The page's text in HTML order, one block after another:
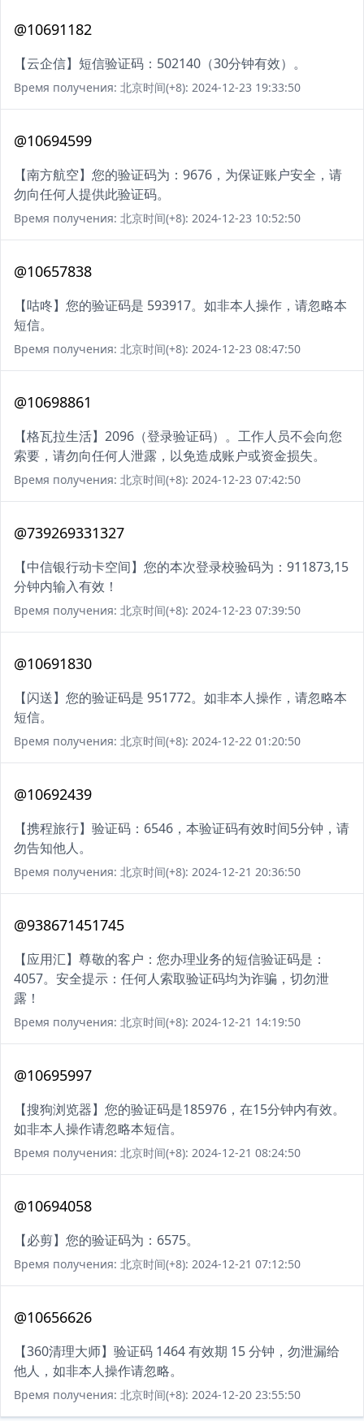
@10691182
【云企信】短信验证码：502140（30分钟有效）。
Время получения: 北京时间(+8): 2024-12-23 19:33:50
@10694599
【南方航空】您的验证码为：9676，为保证账户安全，请
勿向任何人提供此验证码。
Время получения: 北京时间(+8): 2024-12-23 10:52:50
@10657838
【咕咚】您的验证码是 593917。如非本人操作，请忽略本
短信。
Время получения: 北京时间(+8): 2024-12-23 08:47:50
@10698861
【格瓦拉生活】2096（登录验证码）。工作人员不会向您
索要，请勿向任何人泄露，以免造成账户或资金损失。
Время получения: 北京时间(+8): 2024-12-23 07:42:50
@739269331327
【中信银行动卡空间】您的本次登录校验码为：911873,15
分钟内输入有效！
Время получения: 北京时间(+8): 2024-12-23 07:39:50
@10691830
【闪送】您的验证码是 951772。如非本人操作，请忽略本
短信。
Время получения: 北京时间(+8): 2024-12-22 01:20:50
@10692439
【携程旅行】验证码：6546，本验证码有效时间5分钟，请
勿告知他人。
Время получения: 北京时间(+8): 2024-12-21 20:36:50
@938671451745
【应用汇】尊敬的客户：您办理业务的短信验证码是：
4057。安全提示：任何人索取验证码均为诈骗，切勿泄
露！
Время получения: 北京时间(+8): 2024-12-21 14:19:50
@10695997
【搜狗浏览器】您的验证码是185976，在15分钟内有效。
如非本人操作请忽略本短信。
Время получения: 北京时间(+8): 2024-12-21 08:24:50
@10694058
【必剪】您的验证码为：6575。
Время получения: 北京时间(+8): 2024-12-21 07:12:50
@10656626
【360清理大师】验证码 1464 有效期 15 分钟，勿泄漏给
他人，如非本人操作请忽略。
Время получения: 北京时间(+8): 2024-12-20 23:55:50